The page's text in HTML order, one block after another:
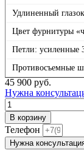
Удлиненный глазок
Цвет фурнитуры
Петли: усиленные
Противосъемные
45 900 руб.
Нужна
Количество
товара
Гранит
Шебби,
панель
В корзину
Телефон
Нужна